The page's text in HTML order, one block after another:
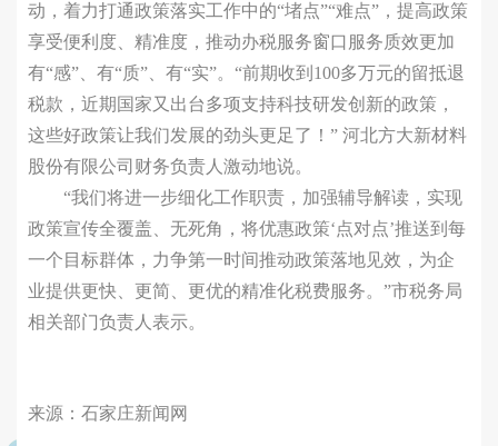
动，着力打通政策落实工作中的“堵点”“难点”，提高政策
享受便利度、精准度，推动办税服务窗口服务质效更加
有“感”、有“质”、有“实”。“前期收到100多万元的留抵退
税款，近期国家又出台多项支持科技研发创新的政策，
这些好政策让我们发展的劲头更足了！” 河北方大新材料
股份有限公司财务负责人激动地说。
“我们将进一步细化工作职责，加强辅导解读，实现
政策宣传全覆盖、无死角，将优惠政策‘点对点’推送到每
一个目标群体，力争第一时间推动政策落地见效，为企
业提供更快、更简、更优的精准化税费服务。”市税务局
相关部门负责人表示。
来源：石家庄新闻网